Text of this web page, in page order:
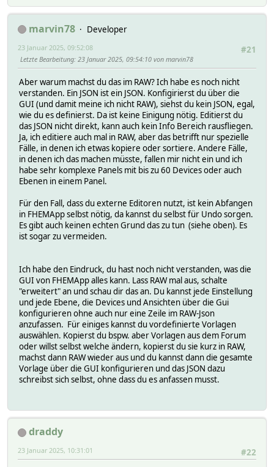
marvin78
Developer
#21
23 Januar 2025, 09:52:08
Letzte Bearbeitung: 23 Januar 2025, 09:54:10 von marvin78
Aber warum machst du das im RAW? Ich habe es noch nicht
verstanden. Ein JSON ist ein JSON. Konfigirierst du über die
GUI (und damit meine ich nicht RAW), siehst du kein JSON, egal,
wie du es definierst. Da ist keine Einigung nötig. Editierst du
das JSON nicht direkt, kann auch kein Info Bereich rausfliegen.
Ja, ich editiere auch mal in RAW, aber das betrifft nur spezielle
Fälle, in denen ich etwas kopiere oder sortiere. Andere Fälle,
in denen ich das machen müsste, fallen mir nicht ein und ich
habe sehr komplexe Panels mit bis zu 60 Devices oder auch
Ebenen in einem Panel.
Für den Fall, dass du externe Editoren nutzt, ist kein Abfangen
in FHEMApp selbst nötig, da kannst du selbst für Undo sorgen.
Es gibt auch keinen echten Grund das zu tun (siehe oben). Es
ist sogar zu vermeiden.
Ich habe den Eindruck, du hast noch nicht verstanden, was die
GUI von FHEMApp alles kann. Lass RAW mal aus, schalte
"erweitert" an und schau dir das an. Du kannst jede Einstellung
und jede Ebene, die Devices und Ansichten über die Gui
konfigurieren ohne auch nur eine Zeile im RAW-Json
anzufassen. Für einiges kannst du vordefinierte Vorlagen
auswählen. Kopierst du bspw. aber Vorlagen aus dem Forum
oder willst selbst welche ändern, kopierst du sie kurz in RAW,
machst dann RAW wieder aus und du kannst dann die gesamte
Vorlage über die GUI konfigurieren und das JSON dazu
schreibst sich selbst, ohne dass du es anfassen musst.
draddy
#22
23 Januar 2025, 10:31:01